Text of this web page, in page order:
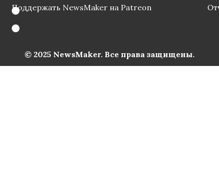
Поддержать NewsMaker на Patreon
© 2025 NewsMaker. Все права защищены.